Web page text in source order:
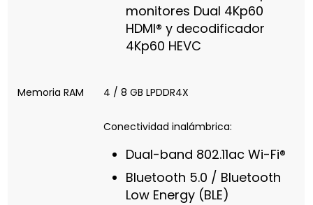
monitores Dual 4Kp60
HDMI® y decodificador
4Kp60 HEVC
Memoria RAM 4 / 8 GB LPDDR4X
Conectividad inalámbrica:
Dual-band 802.11ac Wi-Fi®
Bluetooth 5.0 / Bluetooth
Low Energy (BLE)